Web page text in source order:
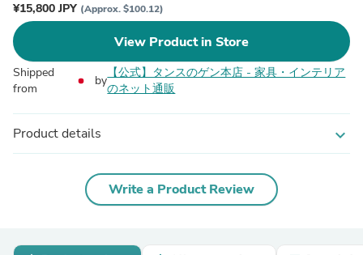
¥15,800 JPY (Approx. $100.12)
View Product in Store
Shipped
from
by
【公式】タンスのゲン本店 - 家具・インテリア
のネット通販
Product details expand_more
Write a Product Review